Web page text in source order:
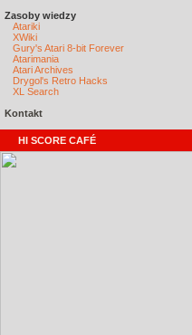
Zasoby wiedzy
Atariki
XWiki
Gury's Atari 8-bit Forever
Atarimania
Atari Archives
Drygol's Retro Hacks
XL Search
Kontakt
HI SCORE CAFÉ